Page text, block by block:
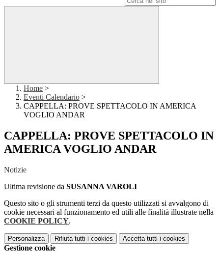
Home >
Eventi Calendario >
CAPPELLA: PROVE SPETTACOLO IN AMERICA
VOGLIO ANDAR
CAPPELLA: PROVE SPETTACOLO IN
AMERICA VOGLIO ANDAR
Notizie
Ultima revisione da SUSANNA VAROLI
Questo sito o gli strumenti terzi da questo utilizzati si avvalgono di
cookie necessari al funzionamento ed utili alle finalità illustrate nella
COOKIE POLICY.
Personalizza Rifiuta tutti i cookies Accetta tutti i cookies
Gestione cookie